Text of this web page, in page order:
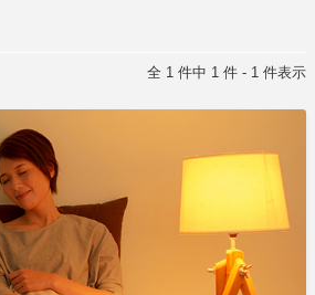
全 1 件中 1 件 - 1 件表示